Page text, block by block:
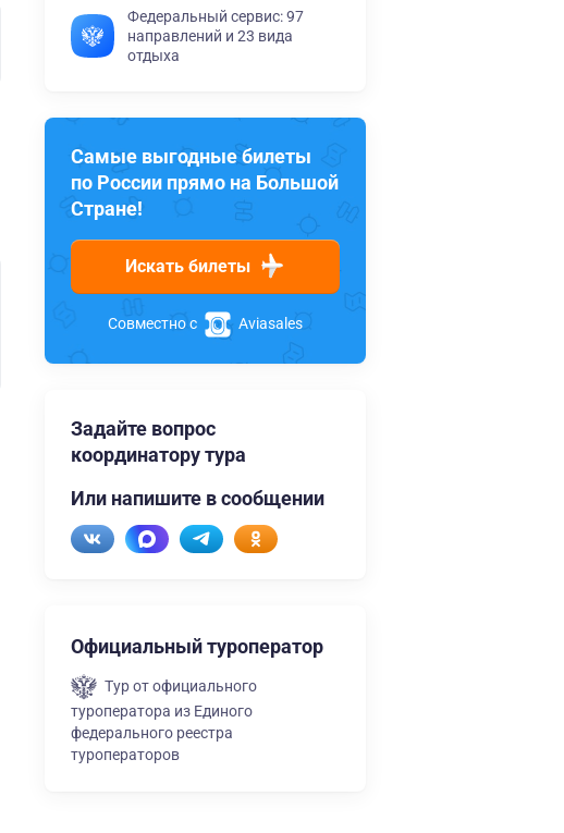
Федеральный сервис: 97
направлений и 23 вида
отдыха
Самые выгодные билеты
по России прямо на Большой
Стране!
Искать билеты
Совместно с Aviasales
Задайте вопрос
координатору тура
Или напишите в сообщении
Официальный туроператор
Тур от официального
туроператора из Единого
федерального реестра
туроператоров